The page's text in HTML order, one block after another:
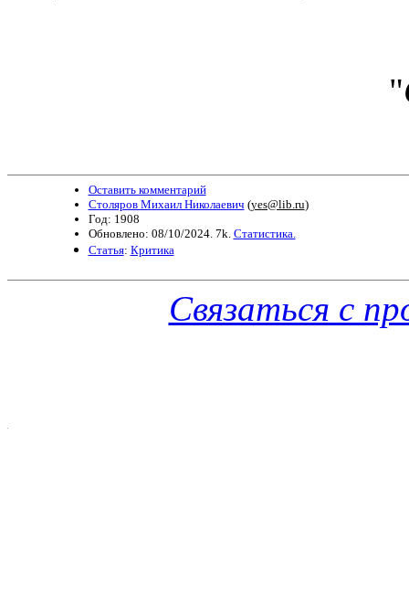
"
Оставить комментарий
Столяров Михаил Николаевич (yes@lib.ru)
Год: 1908
Обновлено: 08/10/2024. 7k. Статистика.
Статья: Критика
Связаться с